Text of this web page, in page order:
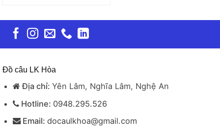
Đồ câu LK Hòa
Địa chỉ: Yên Lâm, Nghĩa Lâm, Nghệ An
Hotline: 0948.295.526
Email: docaulkhoa@gmail.com